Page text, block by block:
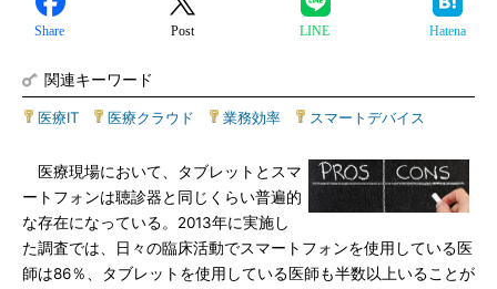
Share Post LINE Hatena
関連キーワード
医療IT 医療クラウド 業務効率 スマートデバイス
医療現場において、タブレットとスマ
ートフォンは聴診器と同じくらい普遍的
な存在になっている。2013年に実施し
た調査では、日々の臨床活動でスマートフォンを使用している医
師は86％、タブレットを使用している医師も半数以上いることが